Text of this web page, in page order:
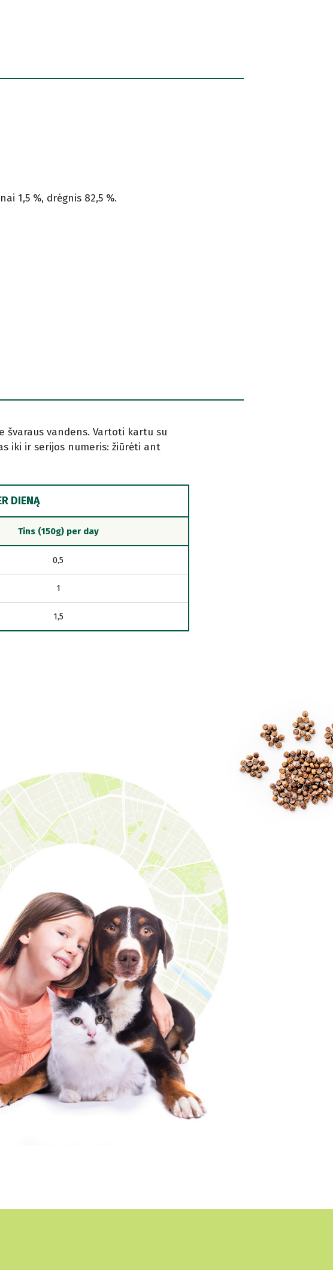
1,5 %, drėgnis 82,5 %.
vandens. Vartoti kartu su
iki ir serijos numeris: žiūrėti ant
DIENĄ
Tins (150g) per day
0,5
1
1,5